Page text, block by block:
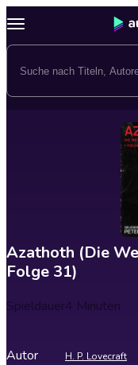
Azathoth (Die
Folge 31)
Spieldauer4 Minuten
Autor H. P. Lovecraft